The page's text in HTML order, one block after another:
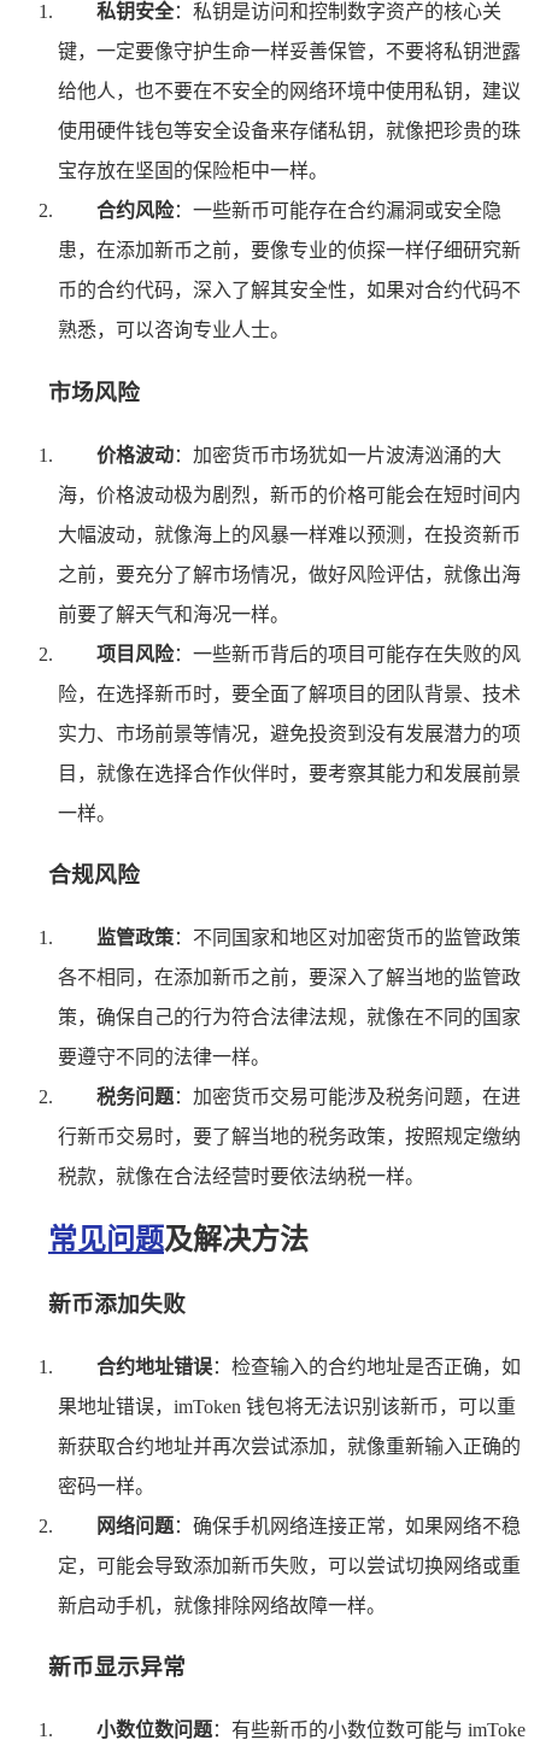
私钥安全：私钥是访问和控制数字资产的核心关
键，一定要像守护生命一样妥善保管，不要将私钥泄露
给他人，也不要在不安全的网络环境中使用私钥，建议
使用硬件钱包等安全设备来存储私钥，就像把珍贵的珠
宝存放在坚固的保险柜中一样。
合约风险：一些新币可能存在合约漏洞或安全隐
患，在添加新币之前，要像专业的侦探一样仔细研究新
币的合约代码，深入了解其安全性，如果对合约代码不
熟悉，可以咨询专业人士。
市场风险
价格波动：加密货币市场犹如一片波涛汹涌的大
海，价格波动极为剧烈，新币的价格可能会在短时间内
大幅波动，就像海上的风暴一样难以预测，在投资新币
之前，要充分了解市场情况，做好风险评估，就像出海
前要了解天气和海况一样。
项目风险：一些新币背后的项目可能存在失败的风
险，在选择新币时，要全面了解项目的团队背景、技术
实力、市场前景等情况，避免投资到没有发展潜力的项
目，就像在选择合作伙伴时，要考察其能力和发展前景
一样。
合规风险
监管政策：不同国家和地区对加密货币的监管政策
各不相同，在添加新币之前，要深入了解当地的监管政
策，确保自己的行为符合法律法规，就像在不同的国家
要遵守不同的法律一样。
税务问题：加密货币交易可能涉及税务问题，在进
行新币交易时，要了解当地的税务政策，按照规定缴纳
税款，就像在合法经营时要依法纳税一样。
常见问题及解决方法
新币添加失败
合约地址错误：检查输入的合约地址是否正确，如
果地址错误，imToken 钱包将无法识别该新币，可以重
新获取合约地址并再次尝试添加，就像重新输入正确的
密码一样。
网络问题：确保手机网络连接正常，如果网络不稳
定，可能会导致添加新币失败，可以尝试切换网络或重
新启动手机，就像排除网络故障一样。
新币显示异常
小数位数问题：有些新币的小数位数可能与 imToke